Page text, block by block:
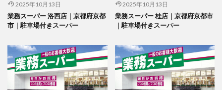
2025年10月13日
業務スーパー 洛西店｜京都府京都
市｜駐車場付きスーパー
2025年10月13日
業務スーパー 桂店｜京都府京都市
｜駐車場付きスーパー